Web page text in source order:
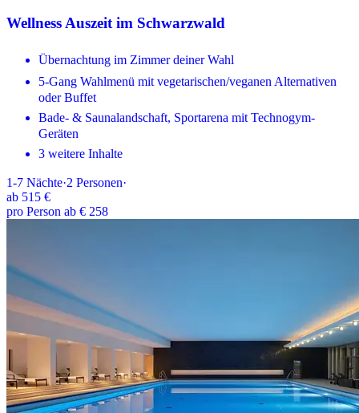
Wellness Auszeit im Schwarzwald
Übernachtung im Zimmer deiner Wahl
5-Gang Wahlmenü mit vegetarischen/veganen Alternativen
oder Buffet
Bade- & Saunalandschaft, Sportarena mit Technogym-
Geräten
3 weitere Inhalte
1-7 Nächte·2 Personen·
ab 515 €
pro Person ab € 258